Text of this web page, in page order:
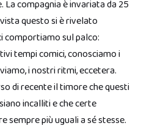
compagnia è invariata da 25
questo si è rivelato
comportiamo sul palco:
tempi comici, conosciamo i
i nostri ritmi, eccetera.
di recente il timore che questi
incalliti e che certe
sempre più uguali a sé stesse.